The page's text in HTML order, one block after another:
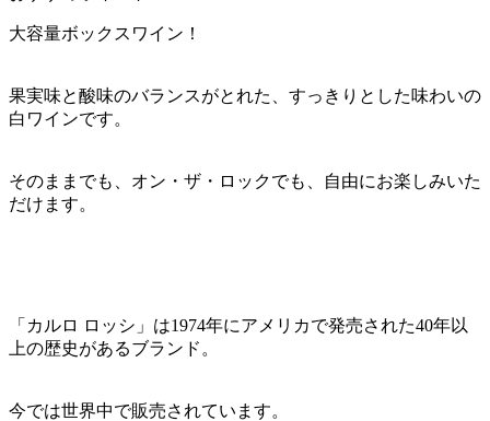
大容量ボックスワイン！
果実味と酸味のバランスがとれた、すっきりとした味わいの
白ワインです。
そのままでも、オン・ザ・ロックでも、自由にお楽しみいた
だけます。
「カルロ ロッシ」は1974年にアメリカで発売された40年以
上の歴史があるブランド。
今では世界中で販売されています。